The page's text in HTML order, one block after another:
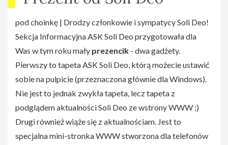
pod choinkę | Drodzy członkowie i sympatycy Soli Deo!
Sekcja Informacyjna ASK Soli Deo przygotowała dla
Was w tym roku mały prezencik - dwa gadżety.
Pierwszy to tapeta ASK Soli Deo, którą możecie ustawić
sobie na pulpicie (przeznaczona głównie dla Windows).
Nie jest to jednak zwykła tapeta, lecz tapeta z
podglądem aktualności Soli Deo ze wstrony WWW ;)
Drugi również wiąże się z aktualnościam. Jest to
specjalna mini-stronka WWW stworzona dla telefonów